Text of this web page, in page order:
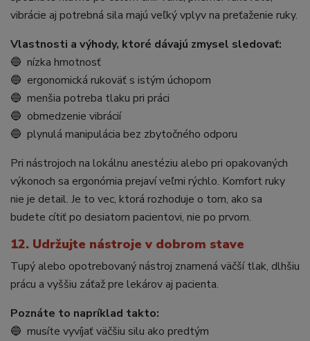
vibrácie aj potrebná sila majú veľký vplyv na preťaženie ruky.
Vlastnosti a výhody, ktoré dávajú zmysel sledovať:
🔵 nízka hmotnosť
🔵 ergonomická rukoväť s istým úchopom
🔵 menšia potreba tlaku pri práci
🔵 obmedzenie vibrácií
🔵 plynulá manipulácia bez zbytočného odporu
Pri nástrojoch na lokálnu anestéziu alebo pri opakovaných
výkonoch sa ergonómia prejaví veľmi rýchlo. Komfort ruky
nie je detail. Je to vec, ktorá rozhoduje o tom, ako sa
budete cítiť po desiatom pacientovi, nie po prvom.
12. Udržujte nástroje v dobrom stave
Tupý alebo opotrebovaný nástroj znamená väčší tlak, dlhšiu
prácu a vyššiu záťaž pre lekárov aj pacienta.
Poznáte to napríklad takto:
🔵 musíte vyvíjať väčšiu silu ako predtým